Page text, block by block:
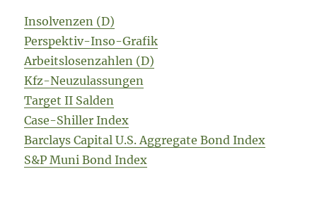
Insolvenzen (D)
Perspektiv-Inso-Grafik
Arbeitslosenzahlen (D)
Kfz-Neuzulassungen
Target II Salden
Case-Shiller Index
Barclays Capital U.S. Aggregate Bond Index
S&P Muni Bond Index